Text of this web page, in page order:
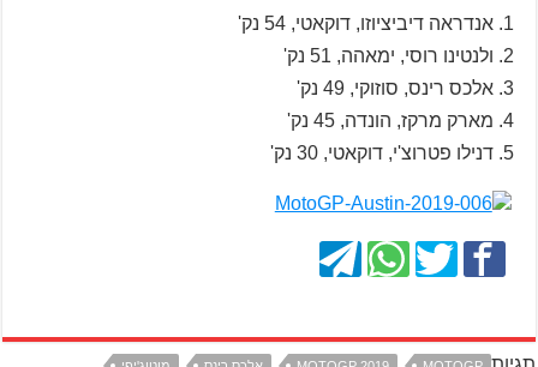
אנדראה דיביציוזו, דוקאטי, 54 נק'
ולנטינו רוסי, ימאהה, 51 נק'
אלכס רינס, סוזוקי, 49 נק'
מארק מרקז, הונדה, 45 נק'
דנילו פטרוצ'י, דוקאטי, 30 נק'